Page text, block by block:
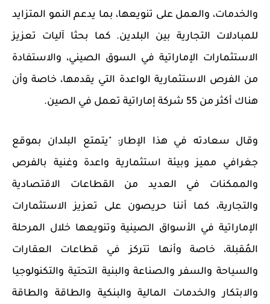
والخدمات، والعمل على تنويعها، بما يدعم النمو المتزايد
للمبادلات التجارية بين البلدين. كما بحثا آليات تعزيز
الاستثمارات الإماراتية في السوق الصيني، والاستفادة
من الفرص الاستثمارية الواعدة التي يقدمها، خاصة وأن
هناك أكثر من 55 شركة إماراتية تعمل في الصين.
وقال سعادته في هذا الإطار: "يتمتع البلدان بموقع
جغرافي مميز وبيئة استثمارية واعدة وغنية بالفرص
والممكنات في العديد من القطاعات الاقتصادية
والتجارية، كما أننا حريصون على تعزيز الاستثمارات
الإماراتية في الأسواق الصينية وتنويعها خلال المرحلة
المُقبلة، خاصة وأنها تتركز في قطاعات العقارات
والسياحة والسفر والصناعة والبنية التحتية والتكنولوجيا
والابتكار والخدمات المالية والبنكية والطاقة والطاقة